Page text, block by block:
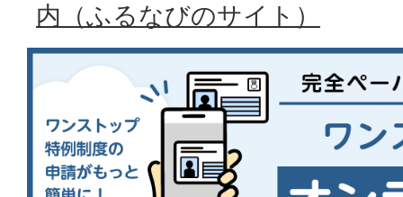
内（ふるなびのサイト）